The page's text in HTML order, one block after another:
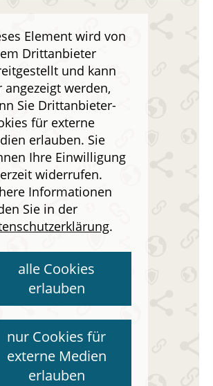
Element wird von
Drittanbieter
und kann
angezeigt werden,
Sie Drittanbieter-
für externe
erlauben. Sie
Ihre Einwilligung
widerrufen.
Informationen
Sie in der
.
alle Cookies
erlauben
nur Cookies für
externe Medien
erlauben